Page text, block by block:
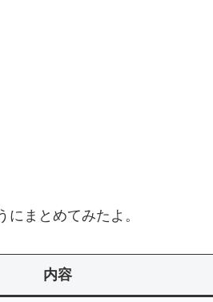
まとめてみたよ。
内容